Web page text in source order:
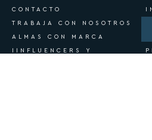
CONTACTO
TRABAJA CON NOSOTROS
ALMAS CON MARCA
IINFLUENCERS Y